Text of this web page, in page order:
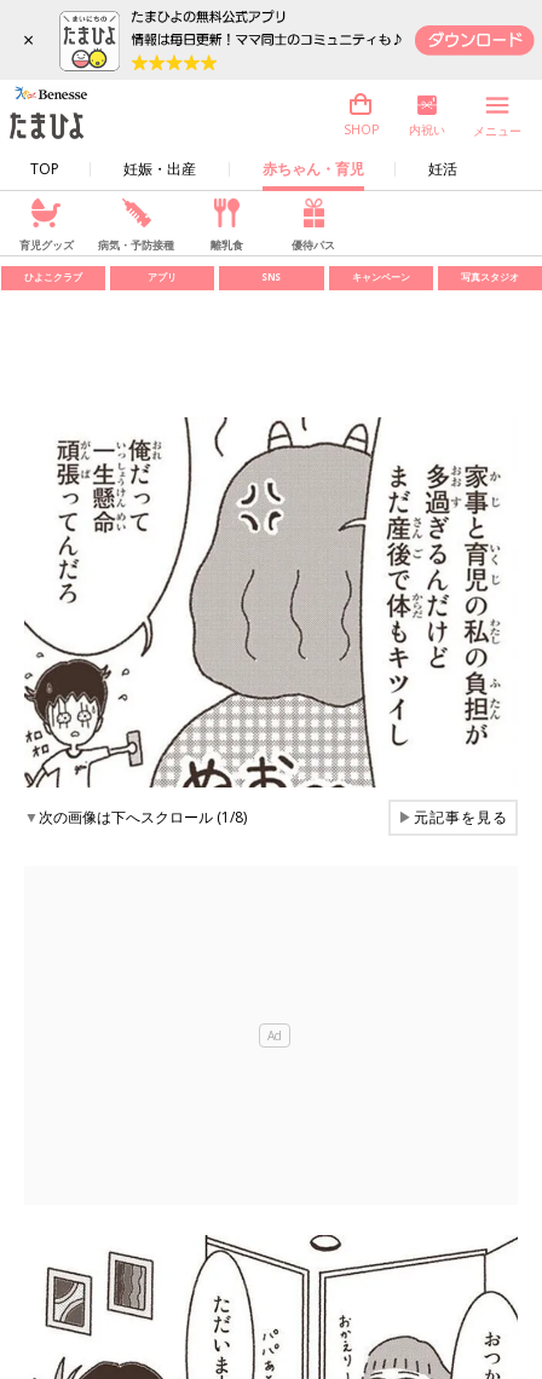
×
TOP 妊娠・出産 赤ちゃん・育児 妊活
SHOP 内祝い メニュー
育児グッズ 病気・予防接種 離乳食 優待パス
ひよこクラブ アプリ SNS キャンペーン 写真スタジオ
▼次の画像は下へスクロール (1/8) ▶元記事を見る